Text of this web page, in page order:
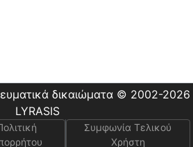
δικαιώματα © 2002-2026
LYRASIS
Συμφωνία Τελικού
Χρήστη